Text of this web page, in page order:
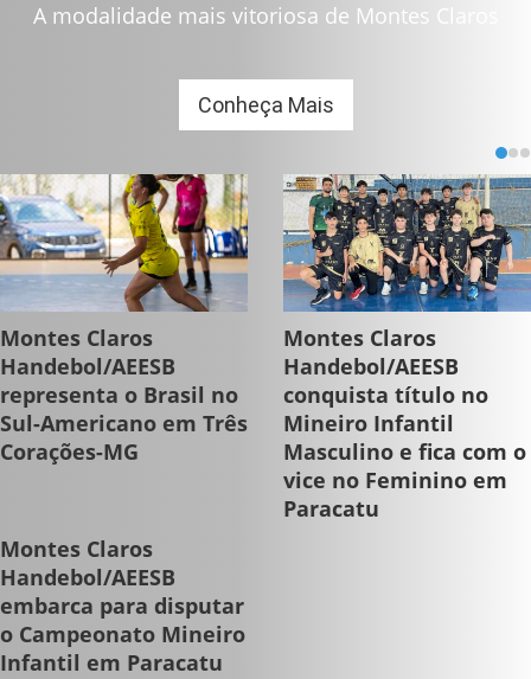
A modalidade mais vitoriosa de Montes Claros
Conheça Mais
Montes Claros
Handebol/AEESB
representa o Brasil no
Sul-Americano em Três
Corações-MG
Montes Claros
Handebol/AEESB
conquista título no
Mineiro Infantil
Masculino e fica com o
vice no Feminino em
Paracatu
Montes Claros
Handebol/AEESB
embarca para disputar
o Campeonato Mineiro
Infantil em Paracatu